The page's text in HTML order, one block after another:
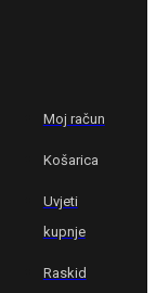
Moj račun
Košarica
Uvjeti
kupnje
Raskid